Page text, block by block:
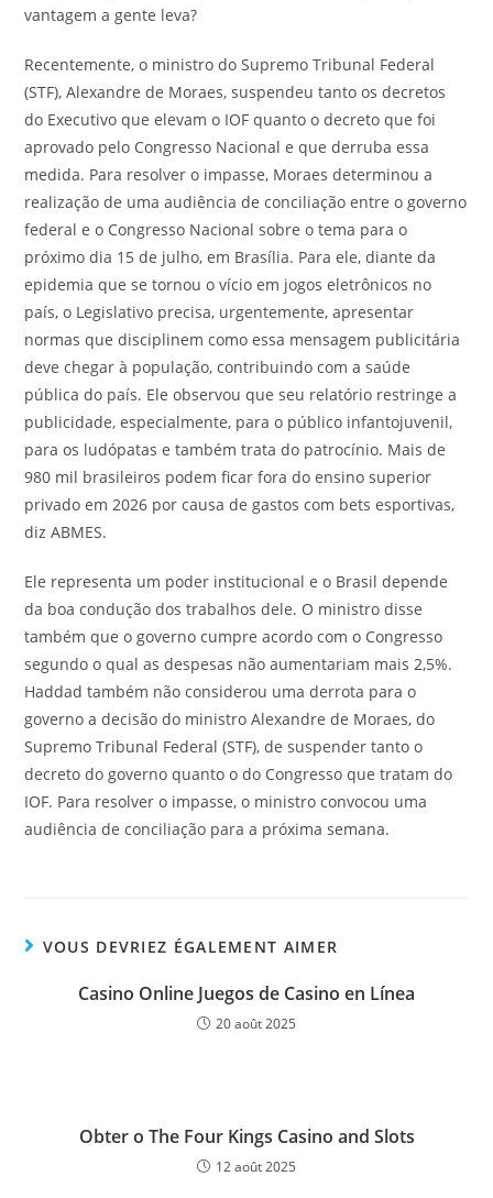
vantagem a gente leva?
Recentemente, o ministro do Supremo Tribunal Federal
(STF), Alexandre de Moraes, suspendeu tanto os decretos
do Executivo que elevam o IOF quanto o decreto que foi
aprovado pelo Congresso Nacional e que derruba essa
medida. Para resolver o impasse, Moraes determinou a
realização de uma audiência de conciliação entre o governo
federal e o Congresso Nacional sobre o tema para o
próximo dia 15 de julho, em Brasília. Para ele, diante da
epidemia que se tornou o vício em jogos eletrônicos no
país, o Legislativo precisa, urgentemente, apresentar
normas que disciplinem como essa mensagem publicitária
deve chegar à população, contribuindo com a saúde
pública do país. Ele observou que seu relatório restringe a
publicidade, especialmente, para o público infantojuvenil,
para os ludópatas e também trata do patrocínio. Mais de
980 mil brasileiros podem ficar fora do ensino superior
privado em 2026 por causa de gastos com bets esportivas,
diz ABMES.
Ele representa um poder institucional e o Brasil depende
da boa condução dos trabalhos dele. O ministro disse
também que o governo cumpre acordo com o Congresso
segundo o qual as despesas não aumentariam mais 2,5%.
Haddad também não considerou uma derrota para o
governo a decisão do ministro Alexandre de Moraes, do
Supremo Tribunal Federal (STF), de suspender tanto o
decreto do governo quanto o do Congresso que tratam do
IOF. Para resolver o impasse, o ministro convocou uma
audiência de conciliação para a próxima semana.
VOUS DEVRIEZ ÉGALEMENT AIMER
Casino Online Juegos de Casino en Línea
20 août 2025
Obter o The Four Kings Casino and Slots
12 août 2025